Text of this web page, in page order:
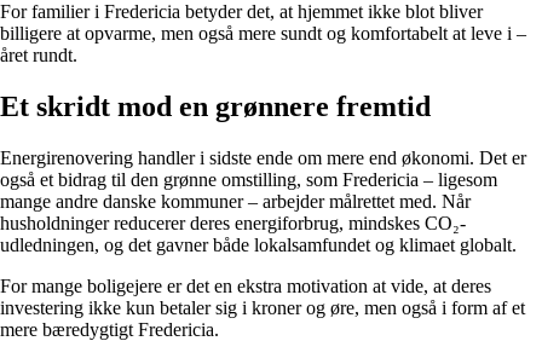
For familier i Fredericia betyder det, at hjemmet ikke blot bliver
billigere at opvarme, men også mere sundt og komfortabelt at leve i –
året rundt.
Et skridt mod en grønnere fremtid
Energirenovering handler i sidste ende om mere end økonomi. Det er
også et bidrag til den grønne omstilling, som Fredericia – ligesom
mange andre danske kommuner – arbejder målrettet med. Når
husholdninger reducerer deres energiforbrug, mindskes CO₂-
udledningen, og det gavner både lokalsamfundet og klimaet globalt.
For mange boligejere er det en ekstra motivation at vide, at deres
investering ikke kun betaler sig i kroner og øre, men også i form af et
mere bæredygtigt Fredericia.